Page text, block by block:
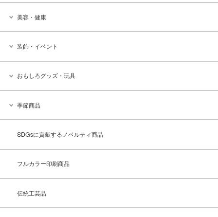
美容・健康
装飾・イベント
おもしろグッズ・玩具
季節商品
SDGsに貢献するノベルティ商品
フルカラー印刷商品
伝統工芸品